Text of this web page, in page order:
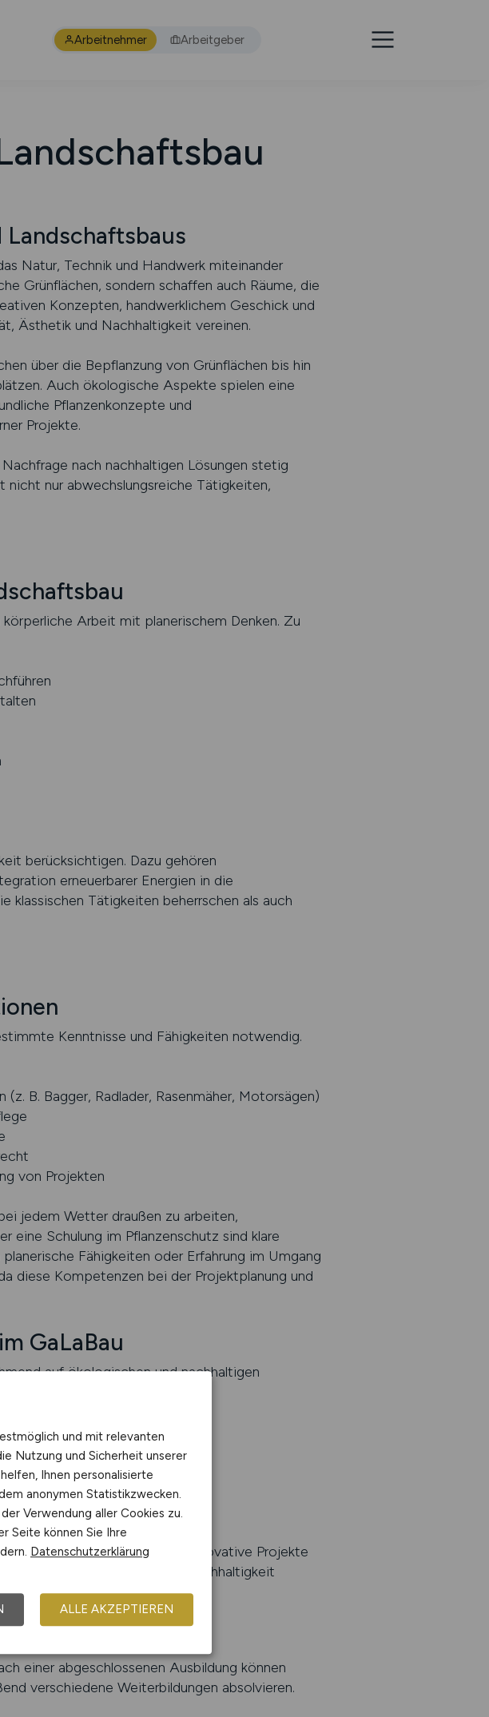
Arbeitnehmer Arbeitgeber
Natur, Technik und Handwerk miteinander
Grünflächen, sondern schaffen auch Räume, die
Konzepten, handwerklichem Geschick und
Ästhetik und Nachhaltigkeit vereinen.
über die Bepflanzung von Grünflächen bis hin
Auch ökologische Aspekte spielen eine
Pflanzenkonzepte und
Projekte.
nach nachhaltigen Lösungen stetig
nur abwechslungsreiche Tätigkeiten,
Arbeit mit planerischem Denken. Zu
berücksichtigen. Dazu gehören
erneuerbarer Energien in die
klassischen Tätigkeiten beherrschen als auch
Kenntnisse und Fähigkeiten notwendig.
B. Bagger, Radlader, Rasenmäher, Motorsägen)
von Projekten
jedem Wetter draußen zu arbeiten,
eine Schulung im Pflanzenschutz sind klare
Fähigkeiten oder Erfahrung im Umgang
diese Kompetenzen bei der Projektplanung und
GaLaBau
auf ökologischen und nachhaltigen
sind:
die Möglichkeit, innovative Projekte
die Fachwissen im Bereich Nachhaltigkeit
im GaLaBau
einer abgeschlossenen Ausbildung können
verschiedene Weiterbildungen absolvieren.
und mit relevanten
Nutzung und Sicherheit unserer
Ihnen personalisierte
anonymen Statistikzwecken.
Verwendung aller Cookies zu.
Seite können Sie Ihre
Datenschutzerklärung
ALLE AKZEPTIEREN